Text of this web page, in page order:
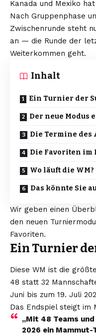
Kanada und Mexiko
Nach Gruppenphase
Zwischenrunde steht
an — die Runde der
Weiterkommen geht.
Inhalt
Ein Turnier der
Der neue Modus
Die Termine
Die Favoriten im
Wo läuft die WM?
Das könnte Sie
Wir geben einen
den neuen
Favoriten.
Ein Turnier
Diese WM ist die
48 statt 32
Juni bis zum 19. Juli
Das Endspiel steigt im
„Mit 48 Teams
2026 ein